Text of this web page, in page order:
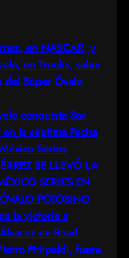
en NASCAR, y
en Trucks, salen
del Súper Óvalo
conquista San
en la séptima Fecha
Series
SE LLEVÓ LA
SERIES EN
POTOSINO
la victoria a
en Road
Fittipaldi, fuera